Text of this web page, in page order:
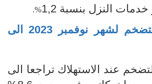
النزل بنسبة 1 ,2
%.
لشهر نوفمبر 2023الى
عند الاستهلاك تراجعا الى